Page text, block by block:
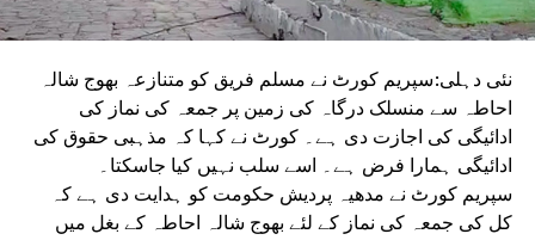
نئی دہلی:سپریم کورٹ نے مسلم فریق کو متنازعہ بھوج شالہ
احاطہ سے منسلک درگاہ کی زمین پر جمعہ کی نماز کی
ادائیگی کی اجازت دی ہے۔ کورٹ نے کہا کہ مذہبی حقوق کی
ادائیگی ہمارا فرض ہے۔ اسے سلب نہیں کیا جاسکتا۔
سپریم کورٹ نے مدھیہ پردیش حکومت کو ہدایت دی ہے کہ
کل کی جمعہ کی نماز کے لئے بھوج شالہ احاطہ کے بغل میں